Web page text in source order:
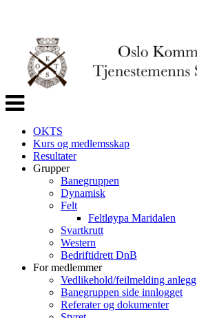
Veksle
navigasjon
OKTS
Kurs og medlemsskap
Resultater
Grupper
Banegruppen
Dynamisk
Felt
Feltløypa Maridalen
Svartkrutt
Western
Bedriftidrett DnB
For medlemmer
Vedlikehold/feilmelding anlegg
Banegruppen side innlogget
Referater og dokumenter